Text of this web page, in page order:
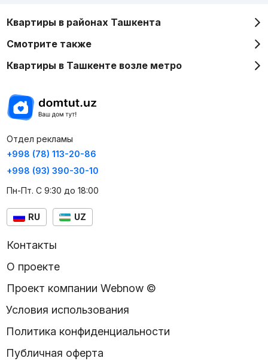
Квартиры в районах Ташкента
Смотрите также
Квартиры в Ташкенте возле метро
Отдел рекламы
+998 (78) 113-20-86
+998 (93) 390-30-10
Пн-Пт. С 9:30 до 18:00
RU UZ
Контакты
О проекте
Проект компании Webnow ©
Условия использования
Политика конфиденциальности
Публичная оферта